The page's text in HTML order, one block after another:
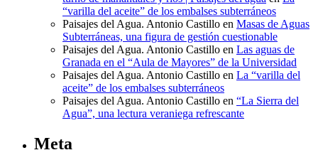
“varilla del aceite” de los embalses subterráneos
Paisajes del Agua. Antonio Castillo en Masas de Aguas
Subterráneas, una figura de gestión cuestionable
Paisajes del Agua. Antonio Castillo en Las aguas de
Granada en el “Aula de Mayores” de la Universidad
Paisajes del Agua. Antonio Castillo en La “varilla del
aceite” de los embalses subterráneos
Paisajes del Agua. Antonio Castillo en “La Sierra del
Agua”, una lectura veraniega refrescante
Meta